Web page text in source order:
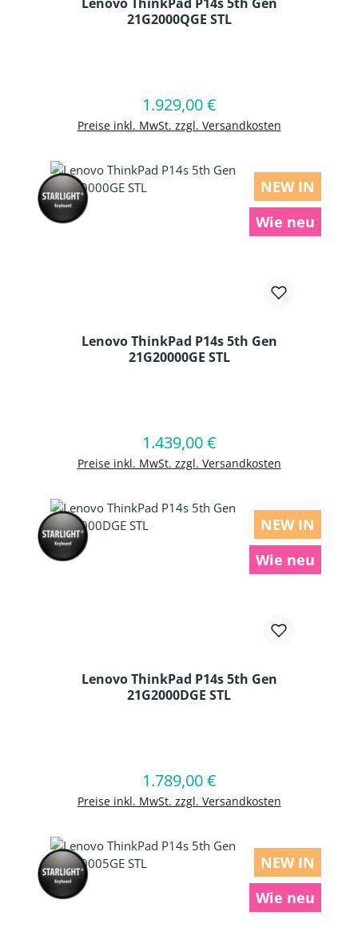
21G2000QGE STL
Regulärer Preis:
1.929,00 €
Preise inkl. MwSt. zzgl. Versandkosten
In den Warenkorb
NEW IN
Wie neu
Lenovo ThinkPad P14s 5th Gen
21G20000GE STL
Regulärer Preis:
1.439,00 €
Preise inkl. MwSt. zzgl. Versandkosten
In den Warenkorb
NEW IN
Wie neu
Lenovo ThinkPad P14s 5th Gen
21G2000DGE STL
Regulärer Preis:
1.789,00 €
Preise inkl. MwSt. zzgl. Versandkosten
In den Warenkorb
NEW IN
Wie neu